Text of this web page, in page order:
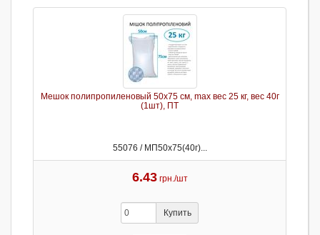
Мешок полипропиленовый 50х75 см, max вес 25 кг, вес 40г
(1шт), ПТ
55076 / МП50х75(40г)...
6.43 грн./шт
Купить